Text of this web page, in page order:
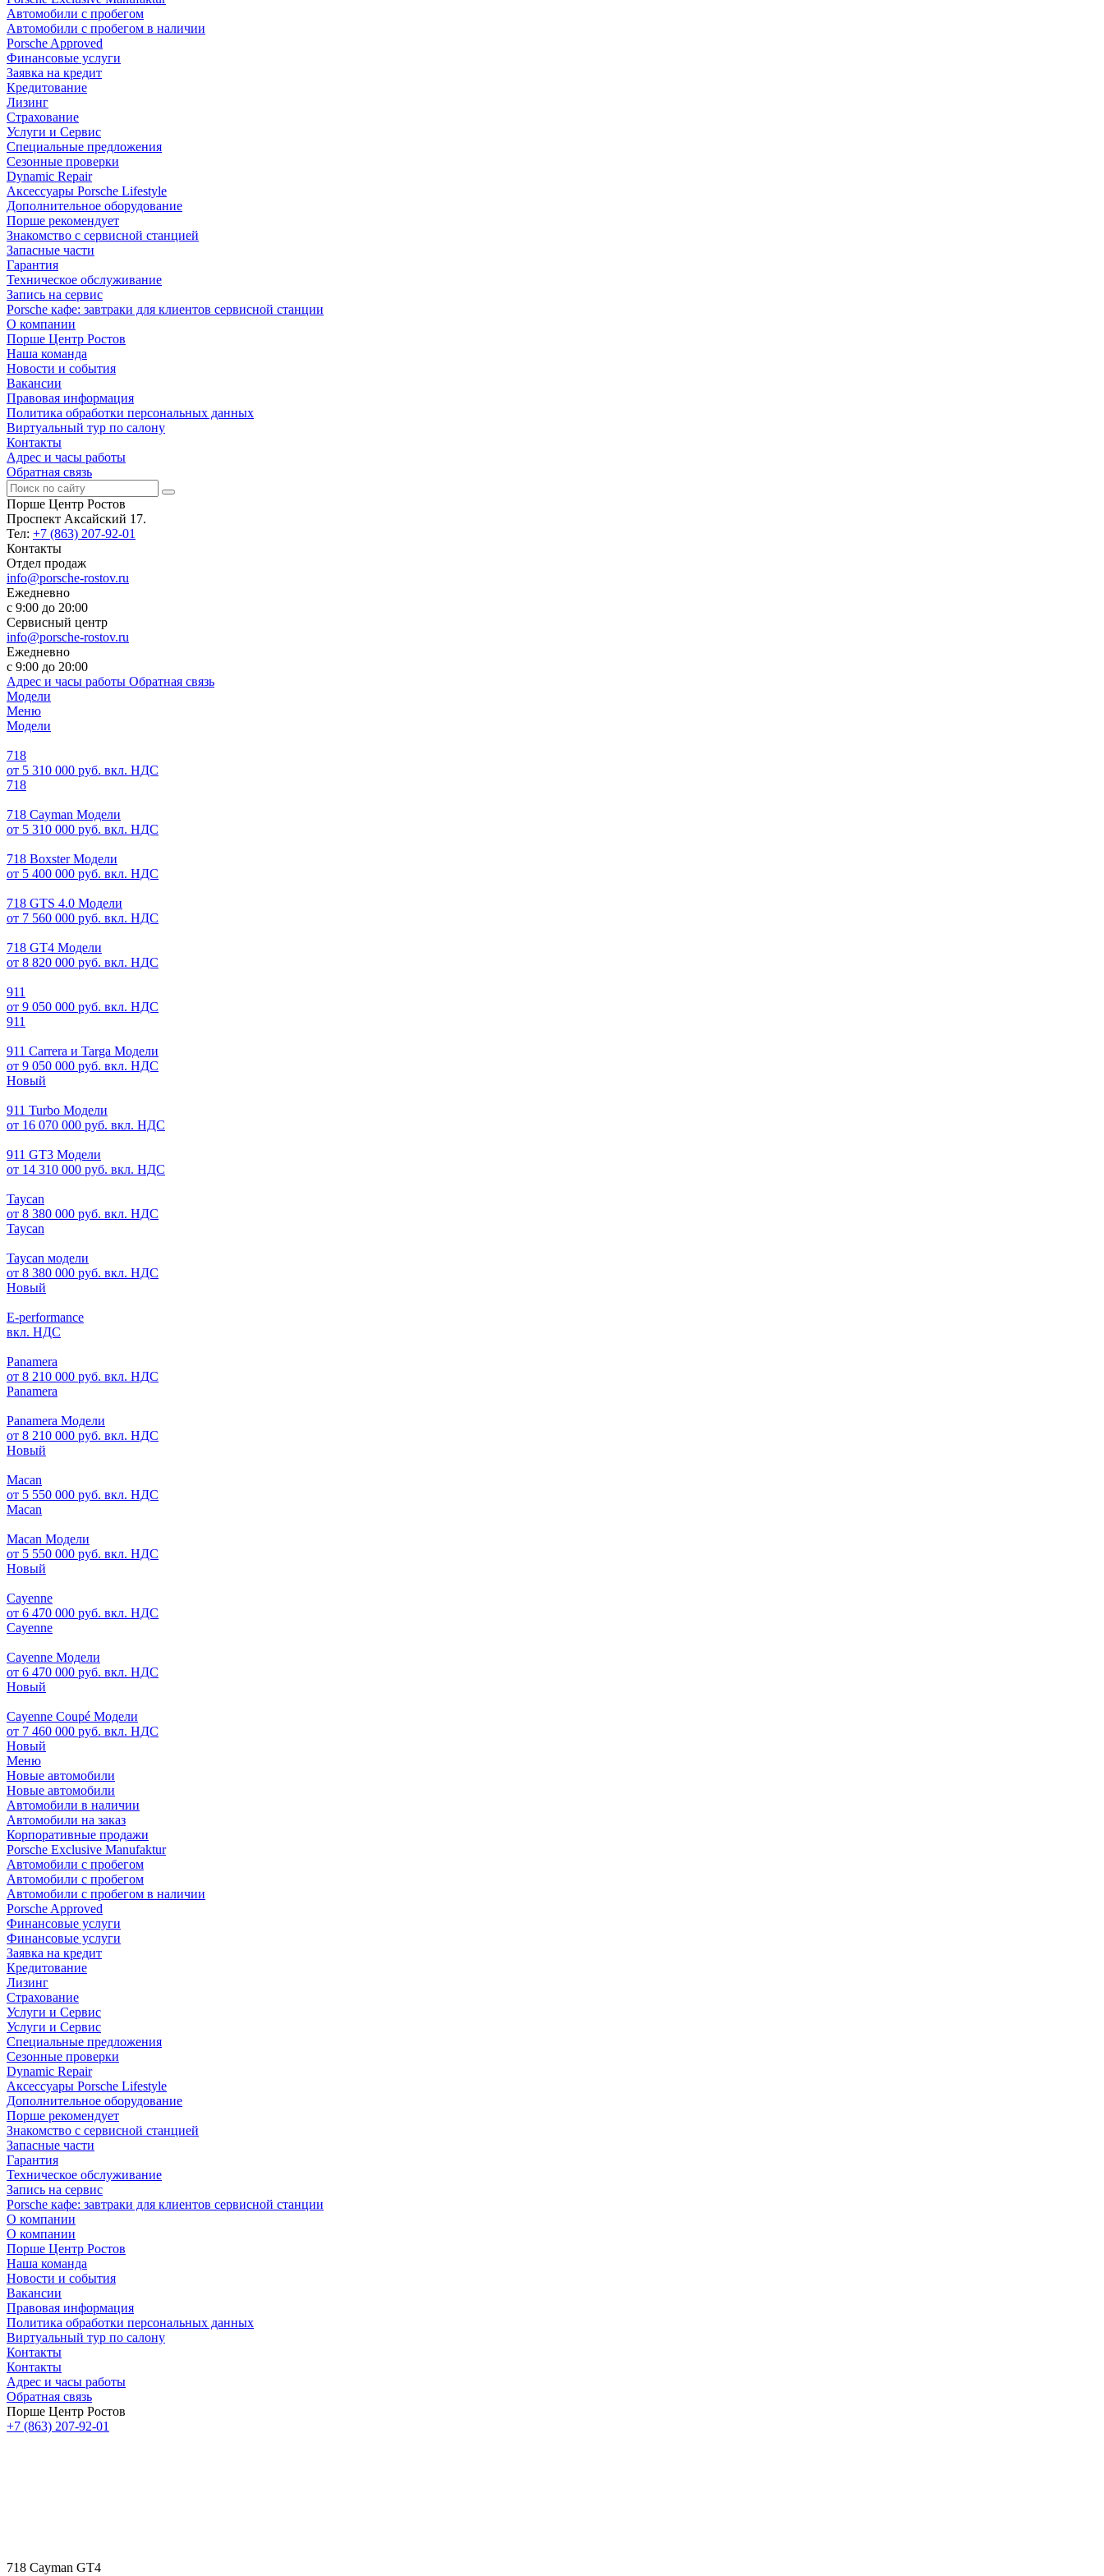
Автомобили с пробегом
Автомобили с пробегом в наличии
Porsche Approved
Финансовые услуги
Заявка на кредит
Кредитование
Лизинг
Страхование
Услуги и Сервис
Специальные предложения
Сезонные проверки
Dynamic Repair
Аксессуары Porsche Lifestyle
Дополнительное оборудование
Порше рекомендует
Знакомство с сервисной станцией
Запасные части
Гарантия
Техническое обслуживание
Запись на сервис
Porsche кафе: завтраки для клиентов сервисной станции
О компании
Порше Центр Ростов
Наша команда
Новости и события
Вакансии
Правовая информация
Политика обработки персональных данных
Виртуальный тур по салону
Контакты
Адрес и часы работы
Обратная связь
Порше Центр Ростов
Проспект Аксайский 17.
Тел: +7 (863) 207-92-01
Контакты
Отдел продаж
info@porsche-rostov.ru
Ежедневно
с 9:00 до 20:00
Сервисный центр
info@porsche-rostov.ru
Ежедневно
с 9:00 до 20:00
Адрес и часы работы Обратная связь
Модели
Меню
Модели
718
от 5 310 000 руб. вкл. НДС
718
718 Cayman Модели
от 5 310 000 руб. вкл. НДС
718 Boxster Модели
от 5 400 000 руб. вкл. НДС
718 GTS 4.0 Модели
от 7 560 000 руб. вкл. НДС
718 GT4 Модели
от 8 820 000 руб. вкл. НДС
911
от 9 050 000 руб. вкл. НДС
911
911 Carrera и Targa Модели
от 9 050 000 руб. вкл. НДС
Новый
911 Turbo Модели
от 16 070 000 руб. вкл. НДС
911 GT3 Модели
от 14 310 000 руб. вкл. НДС
Taycan
от 8 380 000 руб. вкл. НДС
Taycan
Taycan модели
от 8 380 000 руб. вкл. НДС
Новый
E-performance
вкл. НДС
Panamera
от 8 210 000 руб. вкл. НДС
Panamera
Panamera Модели
от 8 210 000 руб. вкл. НДС
Новый
Macan
от 5 550 000 руб. вкл. НДС
Macan
Macan Модели
от 5 550 000 руб. вкл. НДС
Новый
Cayenne
от 6 470 000 руб. вкл. НДС
Cayenne
Cayenne Модели
от 6 470 000 руб. вкл. НДС
Новый
Cayenne Coupé Модели
от 7 460 000 руб. вкл. НДС
Новый
Меню
Новые автомобили
Новые автомобили
Автомобили в наличии
Автомобили на заказ
Корпоративные продажи
Porsche Exclusive Manufaktur
Автомобили с пробегом
Автомобили с пробегом
Автомобили с пробегом в наличии
Porsche Approved
Финансовые услуги
Финансовые услуги
Заявка на кредит
Кредитование
Лизинг
Страхование
Услуги и Сервис
Услуги и Сервис
Специальные предложения
Сезонные проверки
Dynamic Repair
Аксессуары Porsche Lifestyle
Дополнительное оборудование
Порше рекомендует
Знакомство с сервисной станцией
Запасные части
Гарантия
Техническое обслуживание
Запись на сервис
Porsche кафе: завтраки для клиентов сервисной станции
О компании
О компании
Порше Центр Ростов
Наша команда
Новости и события
Вакансии
Правовая информация
Политика обработки персональных данных
Виртуальный тур по салону
Контакты
Контакты
Адрес и часы работы
Обратная связь
Порше Центр Ростов
+7 (863) 207-92-01
718 Cayman GT4